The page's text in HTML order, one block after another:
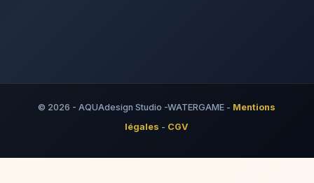
© 2026 - AQUAdesign Studio -WATERGAME - Mentions
légales - CGV